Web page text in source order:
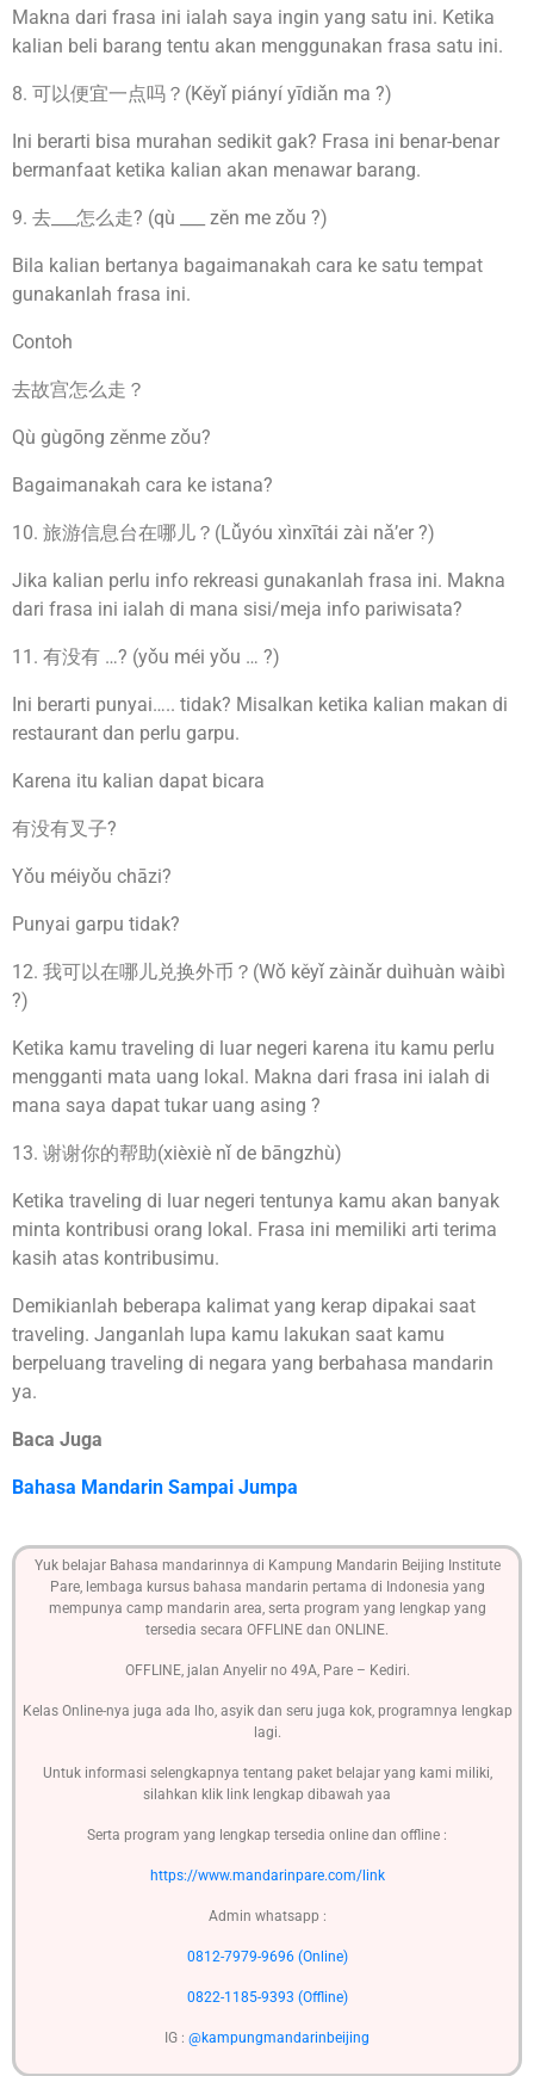
Makna dari frasa ini ialah saya ingin yang satu ini. Ketika
kalian beli barang tentu akan menggunakan frasa satu ini.
8. 可以便宜一点吗？(Kěyǐ piányí yīdiǎn ma ?)
Ini berarti bisa murahan sedikit gak? Frasa ini benar-benar
bermanfaat ketika kalian akan menawar barang.
9. 去___怎么走? (qù ___ zěn me zǒu ?)
Bila kalian bertanya bagaimanakah cara ke satu tempat
gunakanlah frasa ini.
Contoh
去故宫怎么走？
Qù gùgōng zěnme zǒu?
Bagaimanakah cara ke istana?
10. 旅游信息台在哪儿？(Lǚyóu xìnxītái zài nǎ’er ?)
Jika kalian perlu info rekreasi gunakanlah frasa ini. Makna
dari frasa ini ialah di mana sisi/meja info pariwisata?
11. 有没有 …? (yǒu méi yǒu … ?)
Ini berarti punyai….. tidak? Misalkan ketika kalian makan di
restaurant dan perlu garpu.
Karena itu kalian dapat bicara
有没有叉子?
Yǒu méiyǒu chāzi?
Punyai garpu tidak?
12. 我可以在哪儿兑换外币？(Wǒ kěyǐ zàinǎr duìhuàn wàibì
?)
Ketika kamu traveling di luar negeri karena itu kamu perlu
mengganti mata uang lokal. Makna dari frasa ini ialah di
mana saya dapat tukar uang asing ?
13. 谢谢你的帮助(xièxiè nǐ de bāngzhù)
Ketika traveling di luar negeri tentunya kamu akan banyak
minta kontribusi orang lokal. Frasa ini memiliki arti terima
kasih atas kontribusimu.
Demikianlah beberapa kalimat yang kerap dipakai saat
traveling. Janganlah lupa kamu lakukan saat kamu
berpeluang traveling di negara yang berbahasa mandarin
ya.
Baca Juga
Bahasa Mandarin Sampai Jumpa
Yuk belajar Bahasa mandarinnya di Kampung Mandarin Beijing Institute
Pare, lembaga kursus bahasa mandarin pertama di Indonesia yang
mempunya camp mandarin area, serta program yang lengkap yang
tersedia secara OFFLINE dan ONLINE.
OFFLINE, jalan Anyelir no 49A, Pare – Kediri.
Kelas Online-nya juga ada lho, asyik dan seru juga kok, programnya lengkap
lagi.
Untuk informasi selengkapnya tentang paket belajar yang kami miliki,
silahkan klik link lengkap dibawah yaa
Serta program yang lengkap tersedia online dan offline :
https://www.mandarinpare.com/link
Admin whatsapp :
0812-7979-9696 (Online)
0822-1185-9393 (Offline)
IG : @kampungmandarinbeijing